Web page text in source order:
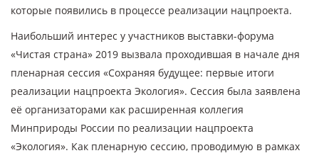
которые появились в процессе реализации нацпроекта.
Наибольший интерес у участников выставки-форума
«Чистая страна» 2019 вызвала проходившая в начале дня
пленарная сессия «Сохраняя будущее: первые итоги
реализации нацпроекта Экология». Сессия была заявлена
её организаторами как расширенная коллегия
Минприроды России по реализации нацпроекта
«Экология». Как пленарную сессию, проводимую в рамках